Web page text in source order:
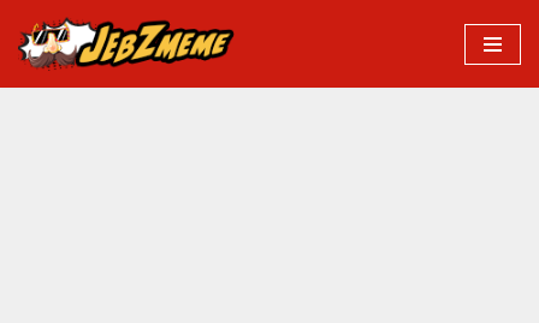
Przejdź
do